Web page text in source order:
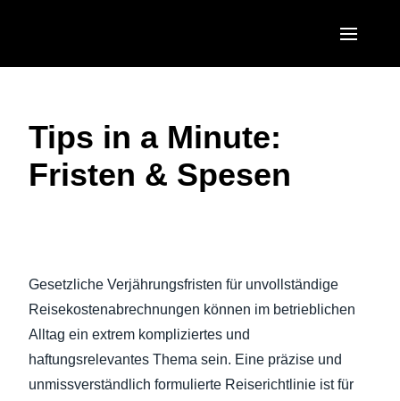
United States (English)
Canada (English)
EUROPE
United Kingdom (English)
Italia (Italiano)
Nederlands (English)
Sweden (English)
ASIA PACIFIC
日本（日本語)
Singapore (English)
Tips in a Minute:
Fristen & Spesen
Gesetzliche Verjährungsfristen für unvollständige
Reisekostenabrechnungen können im betrieblichen
Alltag ein extrem kompliziertes und
haftungsrelevantes Thema sein. Eine präzise und
unmissverständlich formulierte Reiserichtlinie ist für